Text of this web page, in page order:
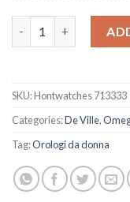
SKU:Hontwatches 713333
Categories:De Ville,
Tag:Orologi da donna